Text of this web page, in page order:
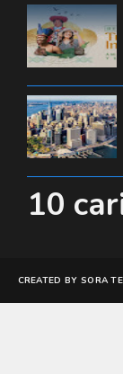
10
CREATED BY SORA